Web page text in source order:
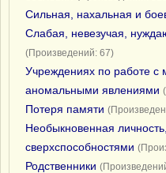
Сильная, нахальная и
Слабая, невезучая,
(Произведений: 67)
Учреждениях по работе с
аномальными явлениями
Потеря памяти
Необыкновенная
сверхспособностями
Родственники